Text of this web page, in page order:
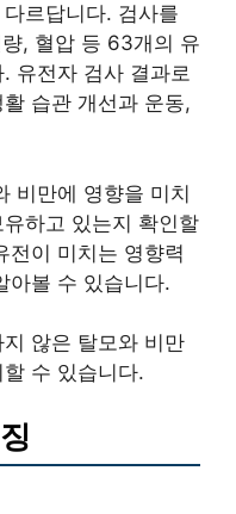
르답니다. 검사를
, 혈압 등 63개의 유
유전자 검사 결과로
습관 개선과 운동,
비만에 영향을 미치
하고 있는지 확인할
전이 미치는 영향력
아볼 수 있습니다.
않은 탈모와 비만
수 있습니다.